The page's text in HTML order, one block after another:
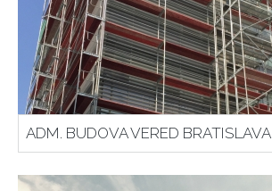
ADM. BUDOVA VERED BRATISLAVA